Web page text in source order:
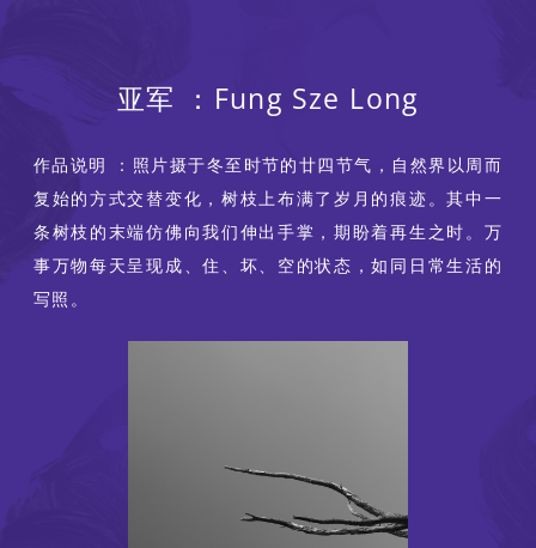
亚军 ：Fung Sze Long
作品说明 ：照片摄于冬至时节的廿四节气，自然界以周而
复始的方式交替变化，树枝上布满了岁月的痕迹。其中一
条树枝的末端仿佛向我们伸出手掌，期盼着再生之时。万
事万物每天呈现成、住、坏、空的状态，如同日常生活的
写照。